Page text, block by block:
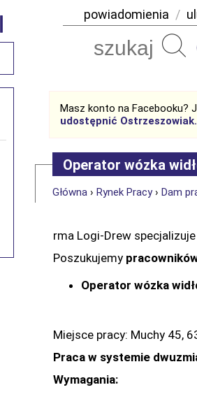
powiadomienia /
Masz konto na Facebooku?
udostępnić
Operator wózka
Główna › Rynek Pracy› Dam
rma Logi-Drew
Poszukujemy
Operator wózka
Miejsce pracy: Muchy 45,
Praca w systemie
Wymagania: